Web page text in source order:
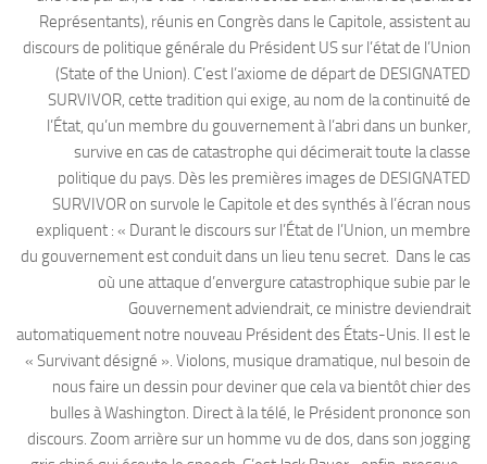
Représentants), réunis en Congrès dans le Capitole, assistent au
discours de politique générale du Président US sur l’état de l’Union
(State of the Union). C’est l’axiome de départ de DESIGNATED
SURVIVOR, cette tradition qui exige, au nom de la continuité de
l’État, qu’un membre du gouvernement à l’abri dans un bunker,
survive en cas de catastrophe qui décimerait toute la classe
politique du pays. Dès les premières images de DESIGNATED
SURVIVOR on survole le Capitole et des synthés à l’écran nous
expliquent : « Durant le discours sur l’État de l’Union, un membre
du gouvernement est conduit dans un lieu tenu secret. Dans le cas
où une attaque d’envergure catastrophique subie par le
Gouvernement adviendrait, ce ministre deviendrait
automatiquement notre nouveau Président des États-Unis. Il est le
« Survivant désigné ». Violons, musique dramatique, nul besoin de
nous faire un dessin pour deviner que cela va bientôt chier des
bulles à Washington. Direct à la télé, le Président prononce son
discours. Zoom arrière sur un homme vu de dos, dans son jogging